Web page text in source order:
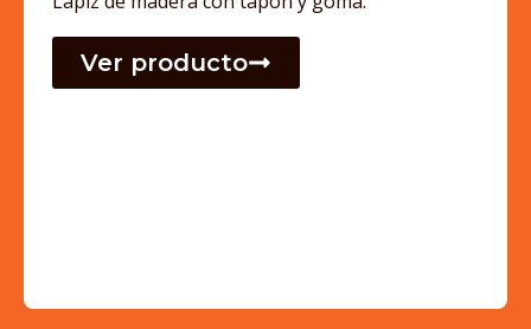
Ver producto